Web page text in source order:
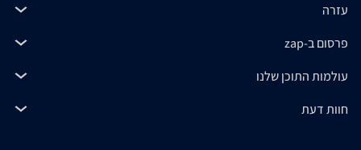
עזרה
פרסום ב-zap
עולמות התוכן שלנו
חוות דעת